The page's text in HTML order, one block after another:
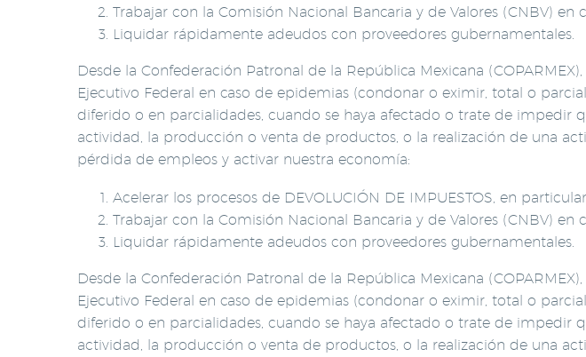
Trabajar con la Comisión Nacional Bancaria y de Valores (CNBV)
Liquidar rápidamente adeudos con proveedores gubernamentales.
Desde la Confederación Patronal de la República Mexicana
Ejecutivo Federal en caso de epidemias (condonar o eximir, total o
diferido o en parcialidades, cuando se haya afectado o trate de impedir
actividad, la producción o venta de productos, o la realización de una
pérdida de empleos y activar nuestra economía:
Acelerar los procesos de DEVOLUCIÓN DE IMPUESTOS, en
Trabajar con la Comisión Nacional Bancaria y de Valores (CNBV)
Liquidar rápidamente adeudos con proveedores gubernamentales.
Desde la Confederación Patronal de la República Mexicana
Ejecutivo Federal en caso de epidemias (condonar o eximir, total o
diferido o en parcialidades, cuando se haya afectado o trate de impedir
actividad, la producción o venta de productos, o la realización de una